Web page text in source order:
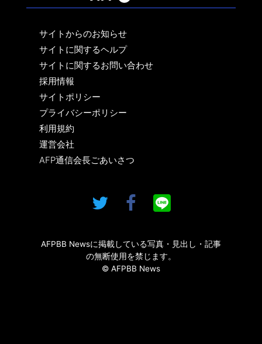
サイトからのお知らせ
サイトに関するヘルプ
サイトに関するお問い合わせ
採用情報
サイトポリシー
プライバシーポリシー
利用規約
運営会社
AFP通信会長ごあいさつ
AFPBB Newsに掲載している写真・見出し・記事
の無断使用を禁じます。
© AFPBB News